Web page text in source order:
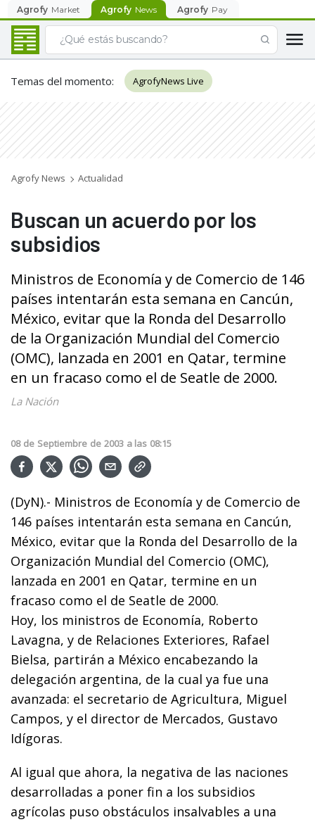
Agrofy Market Agrofy News Agrofy Pay
Temas del momento: AgrofyNews Live
Agrofy News Actualidad
Buscan un acuerdo por los
subsidios
Ministros de Economía y de Comercio de 146
países intentarán esta semana en Cancún,
México, evitar que la Ronda del Desarrollo
de la Organización Mundial del Comercio
(OMC), lanzada en 2001 en Qatar, termine
en un fracaso como el de Seatle de 2000.
La Nación
08 de Septiembre de 2003 a las 08:15
(DyN).- Ministros de Economía y de Comercio de
146 países intentarán esta semana en Cancún,
México, evitar que la Ronda del Desarrollo de la
Organización Mundial del Comercio (OMC),
lanzada en 2001 en Qatar, termine en un
fracaso como el de Seatle de 2000.
Hoy, los ministros de Economía, Roberto
Lavagna, y de Relaciones Exteriores, Rafael
Bielsa, partirán a México encabezando la
delegación argentina, de la cual ya fue una
avanzada: el secretario de Agricultura, Miguel
Campos, y el director de Mercados, Gustavo
Idígoras.
Al igual que ahora, la negativa de las naciones
desarrolladas a poner fin a los subsidios
agrícolas puso obstáculos insalvables a una